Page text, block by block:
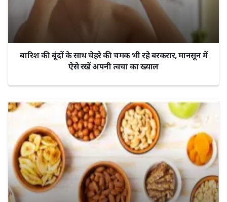
बारिश की बूंदों के साथ चेहरे की चमक भी रहे बरकरार, मानसून में
ऐसे रखें अपनी त्वचा का ख्याल